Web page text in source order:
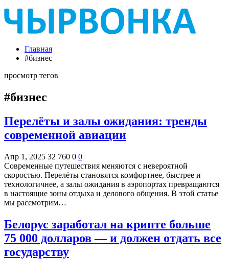
Главная
#бизнес
просмотр тегов
#бизнес
Перелёты и залы ожидания: тренды
современной авиации
Апр 1, 2025 32 760 0 0
Современные путешествия меняются с невероятной
скоростью. Перелёты становятся комфортнее, быстрее и
технологичнее, а залы ожидания в аэропортах превращаются
в настоящие зоны отдыха и делового общения. В этой статье
мы рассмотрим…
Белорус заработал на крипте больше
75 000 долларов — и должен отдать все
государству